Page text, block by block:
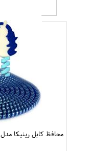
محافظ کابل رینیکا مدل Unicorn Dblue NF03 مجموعه 3 عددی